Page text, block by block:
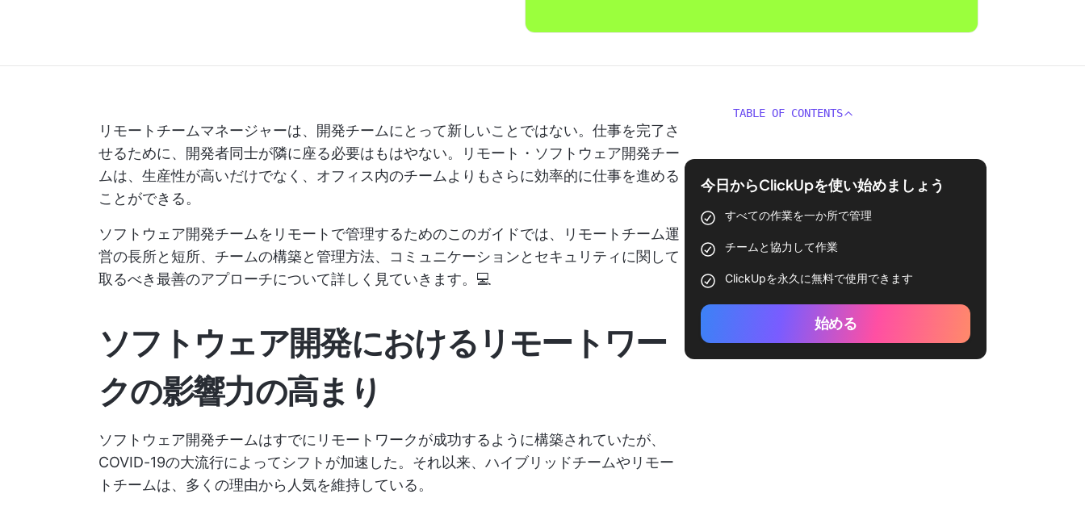
リモートチームマネージャーは、開発チームにとって新しいことではない。仕事を完了さ
せるために、開発者同士が隣に座る必要はもはやない。リモート・ソフトウェア開発チー
ムは、生産性が高いだけでなく、オフィス内のチームよりもさらに効率的に仕事を進める
ことができる。
ソフトウェア開発チームをリモートで管理するためのこのガイドでは、リモートチーム運
営の長所と短所、チームの構築と管理方法、コミュニケーションとセキュリティに関して
取るべき最善のアプローチについて詳しく見ていきます。💻
ソフトウェア開発におけるリモートワー
クの影響力の高まり
ソフトウェア開発チームはすでにリモートワークが成功するように構築されていたが、
COVID-19の大流行によってシフトが加速した。それ以来、ハイブリッドチームやリモー
トチームは、多くの理由から人気を維持している。
TABLE OF CONTENTS
今日からClickUpを使い始めましょう
すべての作業を一か所で管理
チームと協力して作業
ClickUpを永久に無料で使用できます
始める